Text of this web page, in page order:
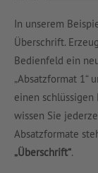
In unserem
Überschrift.
Bedienfeld ein
„Absatzformat 1“
einen schlüssigen
wissen Sie
Absatzformate
„Überschrift“.